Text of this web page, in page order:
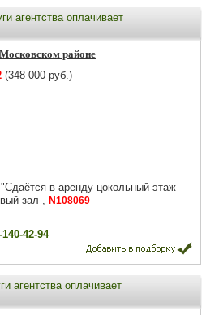
агентства оплачивает
районе
(348 000 руб.)
в аренду цокольный этаж
зал , N108069
42-94
агентства оплачивает